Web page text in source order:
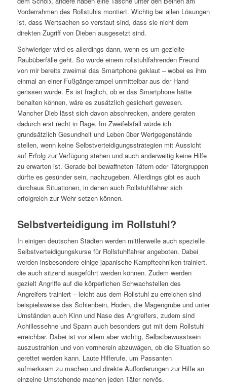
Vorderrahmen des Rollstuhls montiert. Wichtig bei allen Lösungen
ist, dass Wertsachen so verstaut sind, dass sie nicht dem
direkten Zugriff von Dieben ausgesetzt sind.
Schwieriger wird es allerdings dann, wenn es um gezielte
Raubüberfälle geht. So wurde einem rollstuhlfahrenden Freund
von mir bereits zweimal das Smartphone geklaut – wobei es ihm
einmal an einer Fußgängerampel unmittelbar aus der Hand
gerissen wurde. Es ist fraglich, ob er das Smartphone hätte
behalten können, wäre es zusätzlich gesichert gewesen.
Mancher Dieb lässt sich davon abschrecken, andere geraten
dadurch erst recht in Rage. Im Zweifelsfall würde ich
grundsätzlich Gesundheit und Leben über Wertgegenstände
stellen, wenn keine Selbstverteidigungsstrategien mit Aussicht
auf Erfolg zur Verfügung stehen und auch anderweitig keine Hilfe
zu erwarten ist. Gerade bei bewaffneten Tätern oder Tätergruppen
dürfte es gesünder sein, nachzugeben. Allerdings gibt es auch
durchaus Situationen, in denen auch Rollstuhlfahrer sich
erfolgreich zur Wehr setzen können.
Selbstverteidigung im Rollstuhl?
In einigen deutschen Städten werden mittlerweile auch spezielle
Selbstverteidigungskurse für Rollstuhlfahrer angeboten. Dabei
werden insbesondere einige japanische Kampftechniken trainiert,
die auch sitzend ausgeführt werden können. Zudem werden
gezielt Angriffe auf die körperlichen Schwachstellen des
Angreifers trainiert – leicht aus dem Rollstuhl zu erreichen sind
beispielsweise das Schienbein, Hoden, die Magengrube und unter
Umständen auch Kinn und Nase des Angreifers, zudem sind
Achillessehne und Spann auch besonders gut mit dem Rollstuhl
erreichbar. Dabei ist vor allem aber wichtig, Selbstbewusstsein
auszustrahlen und von vornherein abzuwägen, ob die Situation so
gerettet werden kann. Laute Hilferufe, um Passanten
aufmerksam zu machen und direkte Aufforderungen zur Hilfe an
einzelne Umstehende machen jeden Täter nervös.